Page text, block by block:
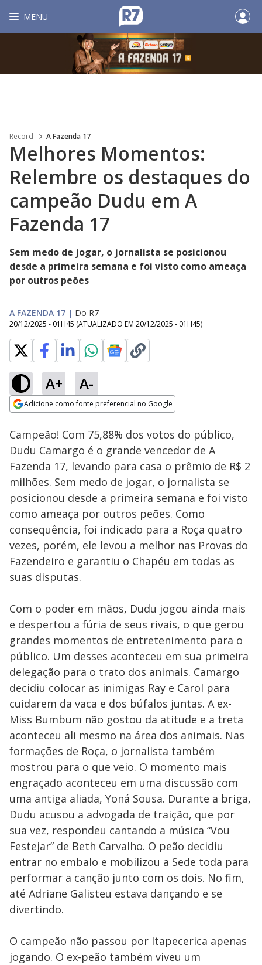
MENU
Record A Fazenda 17
Melhores Momentos:
Relembre os destaques do
campeão Dudu em A
Fazenda 17
Sem medo de jogar, o jornalista se posicionou
desde a primeira semana e foi visto como ameaça
por outros peões
A FAZENDA 17 | Do R7
20/12/2025 - 01H45 (ATUALIZADO EM 20/12/2025 - 01H45)
A+ A-
Adicione como fonte preferencial no Google
Ativar
Loaded:
9.49%
Campeão! Com 75,88% dos votos do público,
Dudu Camargo é o grande vencedor de A
Fazenda 17, levando para casa o prêmio de R$ 2
milhões. Sem medo de jogar, o jornalista se
posicionou desde a primeira semana e foi visto
como ameaça por outros peões. Como
consequência, foi indicado para a Roça quatro
vezes, porém, ele levou a melhor nas Provas do
Fazendeiro e garantiu o Chapéu em todas as
suas disputas.
Com o poder em mãos, Dudu jogou ainda mais
e despertou a fúria de seus rivais, o que gerou
grandes momentos de entretenimento para o
público. Um desses aconteceu em sua primeira
delegação para o trato dos animais. Camargo
decidiu colocar as inimigas Ray e Carol para
cuidarem da vaca e dos búfalos juntas. A ex-
Miss Bumbum não gostou da atitude e a treta
aconteceu ali mesmo na área dos animais. Nas
formações de Roça, o jornalista também
mostrou para o que veio. O momento mais
engraçado aconteceu em uma discussão com
uma antiga aliada, Yoná Sousa. Durante a briga,
Dudu acusou a advogada de traição, que por
sua vez, respondeu cantando a música “Vou
Festejar” de Beth Carvalho. O peão decidiu
entrar no embalo e mobilizou a Sede toda para
performar a canção junto com os dois. No fim,
até Adriane Galisteu estava dançando e se
divertindo.
O campeão não passou por Itapecerica apenas
jogando. O ex-peão também viveu um